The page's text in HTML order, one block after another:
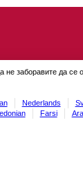
заборавите да се
Nederlands
Farsi